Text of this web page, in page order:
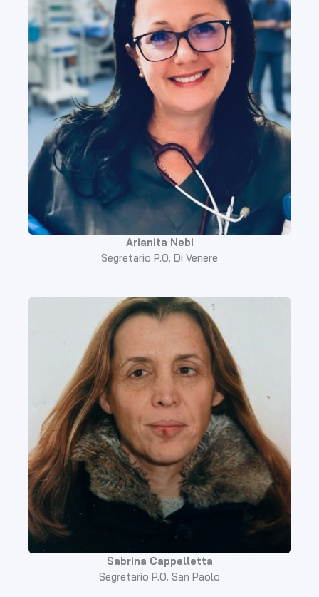
Arianita Nebi
Segretario P.O. Di Venere
Sabrina Cappelletta
Segretario P.O. San Paolo